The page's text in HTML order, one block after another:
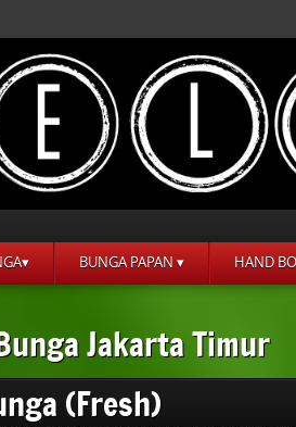
BUNGA PAPAN ▾ HAND
Jakarta Timur
(Fresh)